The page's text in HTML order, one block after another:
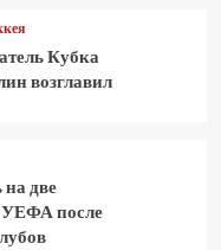
Кубка
возглавил
две
УЕФА после